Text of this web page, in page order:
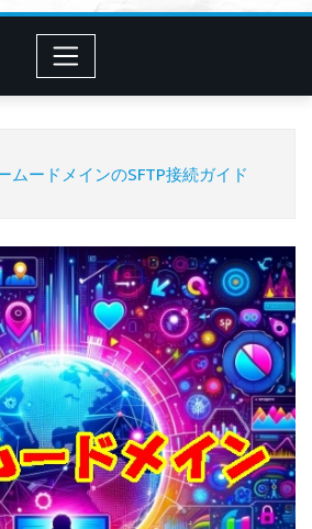
ムードメインのSFTP接続ガイド